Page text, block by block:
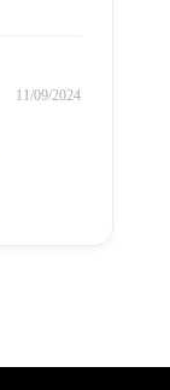
11/09/2024